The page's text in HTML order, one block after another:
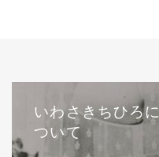
いわさきちひろに
ついて